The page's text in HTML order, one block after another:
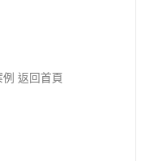
返回首頁